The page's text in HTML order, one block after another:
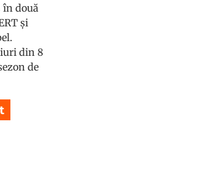
în două
și
din 8
de